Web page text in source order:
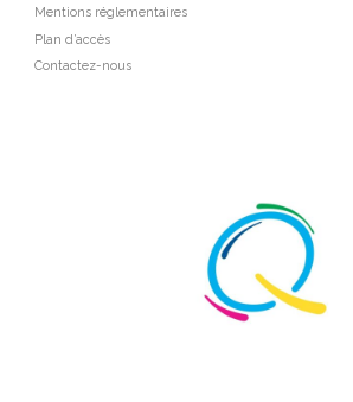
Mentions réglementaires
Plan d’accès
Contactez-nous